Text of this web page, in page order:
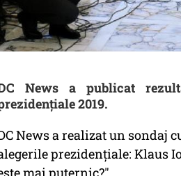
News a publicat
2019.
News a realizat un sondaj
prezidențiale: Klaus
mai puternic?".